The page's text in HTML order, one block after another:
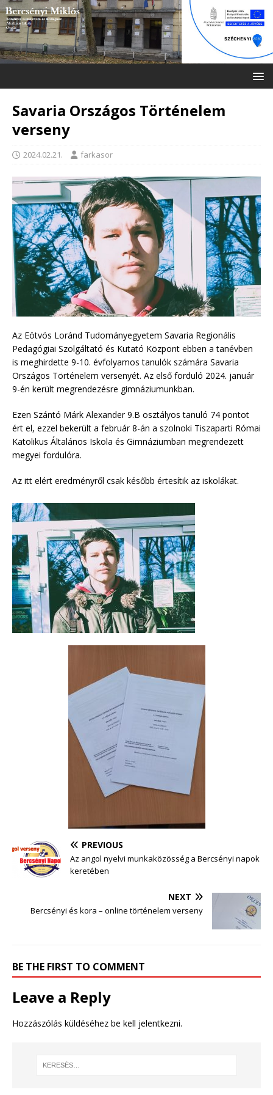
Savaria Országos Történelem
verseny
2024.02.21. farkasor
Az Eötvös Loránd Tudományegyetem Savaria Regionális
Pedagógiai Szolgáltató és Kutató Központ ebben a tanévben
is meghirdette 9-10. évfolyamos tanulók számára Savaria
Országos Történelem versenyét. Az első forduló 2024. január
9-én került megrendezésre gimnáziumunkban.
Ezen Szántó Márk Alexander 9.B osztályos tanuló 74 pontot
ért el, ezzel bekerült a február 8-án a szolnoki Tiszaparti Római
Katolikus Általános Iskola és Gimnáziumban megrendezett
megyei fordulóra.
Az itt elért eredményről csak később értesítik az iskolákat.
PREVIOUS
Az angol nyelvi munkaközösség a Bercsényi napok
keretében
NEXT
Bercsényi és kora – online történelem verseny
BE THE FIRST TO COMMENT
Leave a Reply
Hozzászólás küldéséhez be kell jelentkezni.